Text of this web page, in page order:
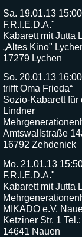
Sa. 19.01.13
F.R.I.E.D.A."
Kabarett mit Jutta
„Altes Kino"
17279 Lychen
So. 20.01.13
trifft Oma Frieda“
Sozio-Kabarett
Lindner
Amtswallstraße
16792 Zehdenick
Mo. 21.01.13
F.R.I.E.D.A."
Kabarett mit Jutta
MIKADO e.V.
Ketziner Str. 1
14641 Nauen